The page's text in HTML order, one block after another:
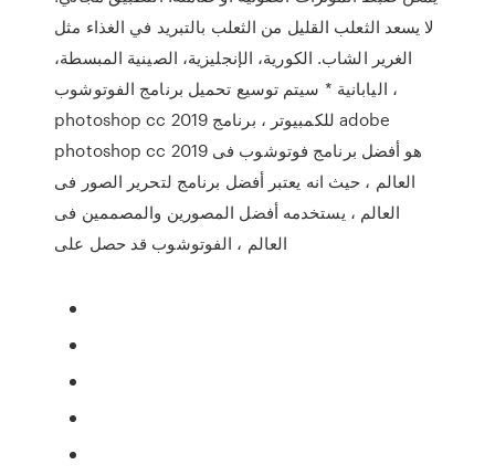
لا يسعد الثعلب القليل من الثعلب بالتبريد في الغذاء مثل
الغرير الشاب. الكورية، الإنجليزية، الصينية المبسطة،
اليابانية * سيتم توسيع تحميل برنامج الفوتوشوب ،
photoshop cc 2019 للكمبيوتر ، برنامج adobe
photoshop cc 2019 هو أفضل برنامج فوتوشوب فى
العالم ، حيث انه يعتبر أفضل برنامج لتحرير الصور فى
العالم ، يستخدمه أفضل المصورين والمصممين فى
العالم ، الفوتوشوب قد حصل على